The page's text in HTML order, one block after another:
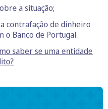
a situação;
contrafação de dinheiro
Banco de Portugal.
saber se uma entidade